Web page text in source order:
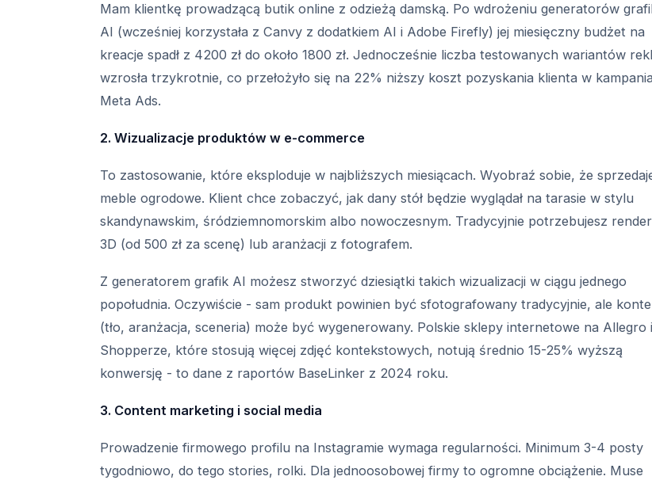
Mam klientkę prowadzącą butik online z odzieżą damską. Po wdrożeniu generatorów
AI (wcześniej korzystała z Canvy z dodatkiem AI i Adobe Firefly) jej miesięczny budżet na
kreacje spadł z 4200 zł do około 1800 zł. Jednocześnie liczba testowanych wariantów
wzrosła trzykrotnie, co przełożyło się na 22% niższy koszt pozyskania klienta w
Meta Ads.
2. Wizualizacje produktów w e-commerce
To zastosowanie, które eksploduje w najbliższych miesiącach. Wyobraź sobie, że
meble ogrodowe. Klient chce zobaczyć, jak dany stół będzie wyglądał na tarasie w stylu
skandynawskim, śródziemnomorskim albo nowoczesnym. Tradycyjnie potrzebujesz
3D (od 500 zł za scenę) lub aranżacji z fotografem.
Z generatorem grafik AI możesz stworzyć dziesiątki takich wizualizacji w ciągu jednego
popołudnia. Oczywiście - sam produkt powinien być sfotografowany tradycyjnie, ale
(tło, aranżacja, sceneria) może być wygenerowany. Polskie sklepy internetowe na Allegro
Shopperze, które stosują więcej zdjęć kontekstowych, notują średnio 15-25% wyższą
konwersję - to dane z raportów BaseLinker z 2024 roku.
3. Content marketing i social media
Prowadzenie firmowego profilu na Instagramie wymaga regularności. Minimum 3-4 posty
tygodniowo, do tego stories, rolki. Dla jednoosobowej firmy to ogromne obciążenie. Muse